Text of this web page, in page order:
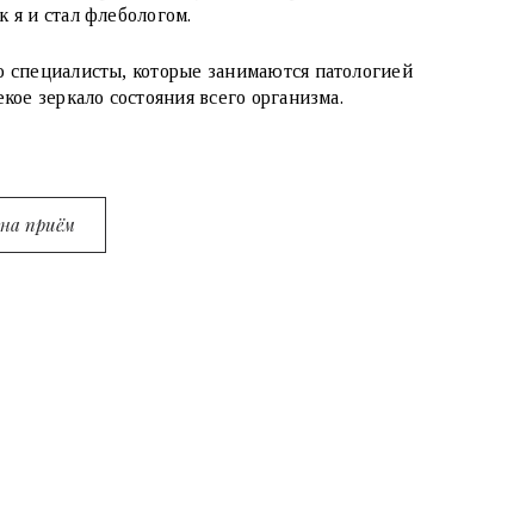
я и стал флебологом.
специалисты, которые занимаются патологией
зеркало состояния всего организма.
приём